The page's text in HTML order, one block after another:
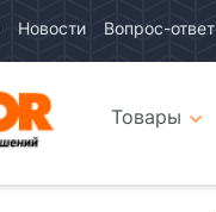
Новости Вопрос-ответ
интернетТовары